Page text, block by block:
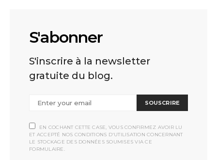
S'abonner
S'inscrire à la newsletter
gratuite du blog.
SOUSCRIRE
EN COCHANT CETTE CASE, VOUS CONFIRMEZ AVOIR LU
ET ACCEPTÉ NOS CONDITIONS D'UTILISATION CONCERNANT
LE STOCKAGE DES DONNÉES SOUMISES VIA CE
FORMULAIRE.